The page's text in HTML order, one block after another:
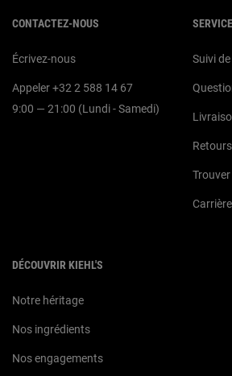
CONTACTEZ-NOUS
Écrivez-nous
Appeler +32 2 588 14 67
9:00 — 21:00 (Lundi - Samedi)
Suivi
Retours
DÉCOUVRIR KIEHL'S
Notre héritage
Nos ingrédients
Nos engagements